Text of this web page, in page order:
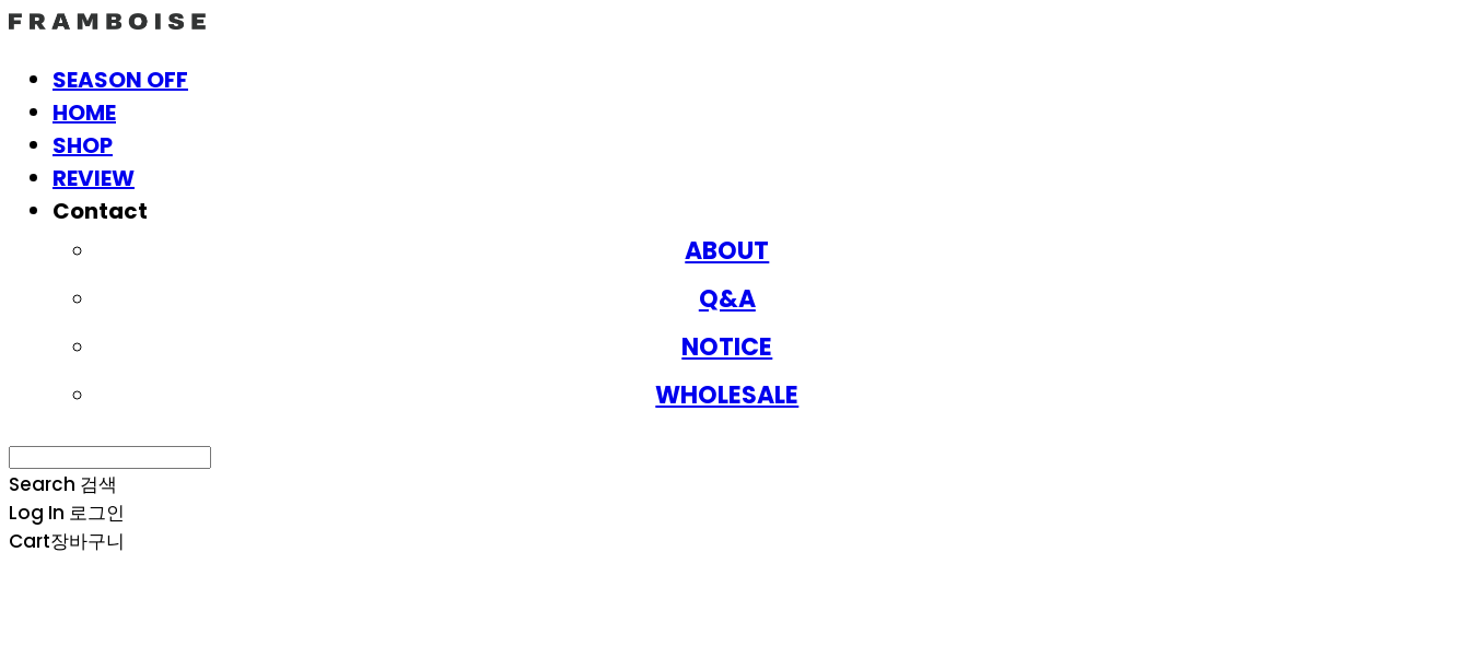
SEASON OFF
HOME
SHOP
REVIEW
Contact
ABOUT
Q&A
NOTICE
WHOLESALE
Search 검색
Log In 로그인
Cart장바구니